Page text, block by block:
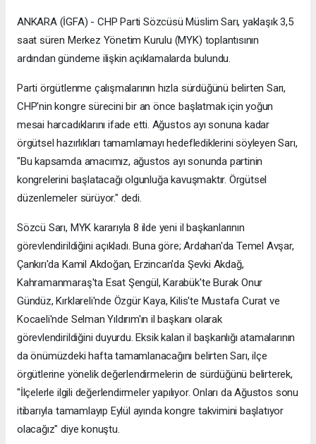
ANKARA (İGFA) - CHP Parti Sözcüsü Müslim Sarı, yaklaşık 3,5
saat süren Merkez Yönetim Kurulu (MYK) toplantısının
ardından gündeme ilişkin açıklamalarda bulundu.
Parti örgütlenme çalışmalarının hızla sürdüğünü belirten Sarı,
CHP'nin kongre sürecini bir an önce başlatmak için yoğun
mesai harcadıklarını ifade etti. Ağustos ayı sonuna kadar
örgütsel hazırlıkları tamamlamayı hedeflediklerini söyleyen Sarı,
"Bu kapsamda amacımız, ağustos ayı sonunda partinin
kongrelerini başlatacağı olgunluğa kavuşmaktır. Örgütsel
düzenlemeler sürüyor." dedi.
Sözcü Sarı, MYK kararıyla 8 ilde yeni il başkanlarının
görevlendirildiğini açıkladı. Buna göre; Ardahan'da Temel Avşar,
Çankırı'da Kamil Akdoğan, Erzincan'da Şevki Akdağ,
Kahramanmaraş'ta Esat Şengül, Karabük'te Burak Onur
Gündüz, Kırklareli'nde Özgür Kaya, Kilis'te Mustafa Curat ve
Kocaeli'nde Selman Yıldırım'ın il başkanı olarak
görevlendirildiğini duyurdu. Eksik kalan il başkanlığı atamalarının
da önümüzdeki hafta tamamlanacağını belirten Sarı, ilçe
örgütlerine yönelik değerlendirmelerin de sürdüğünü belirterek,
"İlçelerle ilgili değerlendirmeler yapılıyor. Onları da Ağustos sonu
itibarıyla tamamlayıp Eylül ayında kongre takvimini başlatıyor
olacağız" diye konuştu.